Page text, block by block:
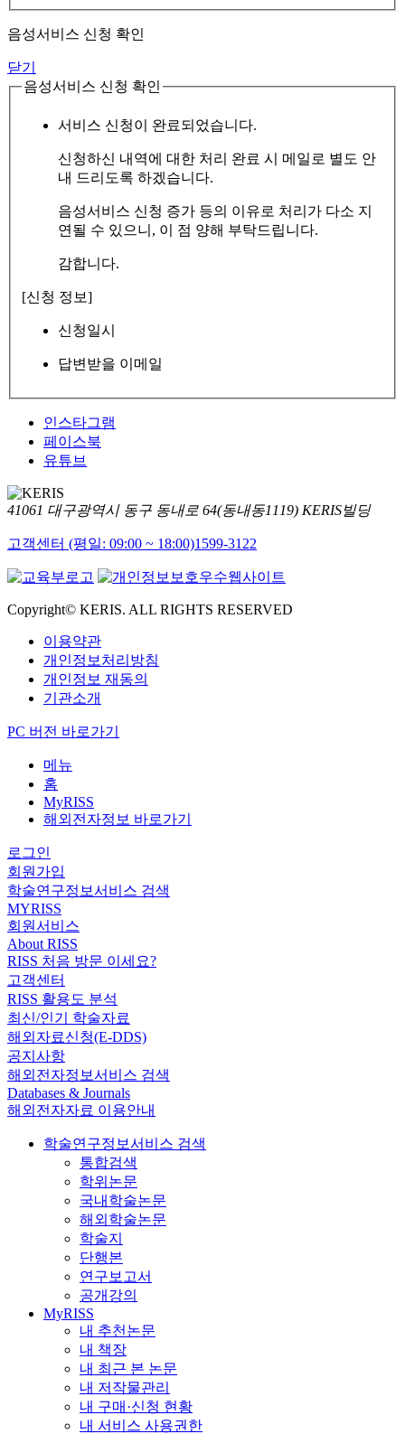
음성서비스 신청 확인
닫기
음성서비스 신청 확인
서비스 신청이 완료되었습니다.
신청하신 내역에 대한 처리 완료 시 메일로 별도 안
내 드리도록 하겠습니다.
음성서비스 신청 증가 등의 이유로 처리가 다소 지
연될 수 있으니, 이 점 양해 부탁드립니다.
감합니다.
[신청 정보]
신청일시
답변받을 이메일
인스타그램
페이스북
유튜브
41061 대구광역시 동구 동내로 64(동내동1119) KERIS빌딩
고객센터 (평일: 09:00 ~ 18:00)1599-3122
Copyright© KERIS. ALL RIGHTS RESERVED
이용약관
개인정보처리방침
개인정보 재동의
기관소개
PC 버전 바로가기
메뉴
홈
MyRISS
해외전자정보 바로가기
로그인
회원가입
학술연구정보서비스 검색
MYRISS
회원서비스
About RISS
RISS 처음 방문 이세요?
고객센터
RISS 활용도 분석
최신/인기 학술자료
해외자료신청(E-DDS)
공지사항
해외전자정보서비스 검색
Databases & Journals
해외전자자료 이용안내
학술연구정보서비스 검색
통합검색
학위논문
국내학술논문
해외학술논문
학술지
단행본
연구보고서
공개강의
MyRISS
내 추천논문
내 책장
내 최근 본 논문
내 저작물관리
내 구매·신청 현황
내 서비스 사용권한